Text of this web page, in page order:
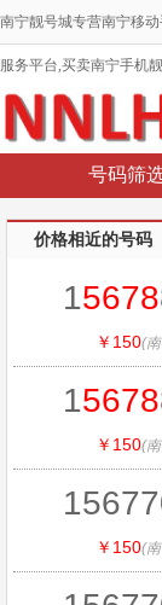
南宁靓号城专营南宁移
服务平台,买卖南宁手机
号码筛
价格相近的号码
15678
￥150(
15678
￥150(
￥150(